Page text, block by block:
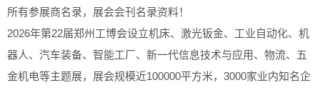
所有参展商名录，展会会刊名录资料！
2026年第22届郑州工博会设立机床、激光钣金、工业自动化、机
器人、汽车装备、智能工厂、新一代信息技术与应用、物流、五
金机电等主题展，展会规模近100000平方米，3000家业内知名企